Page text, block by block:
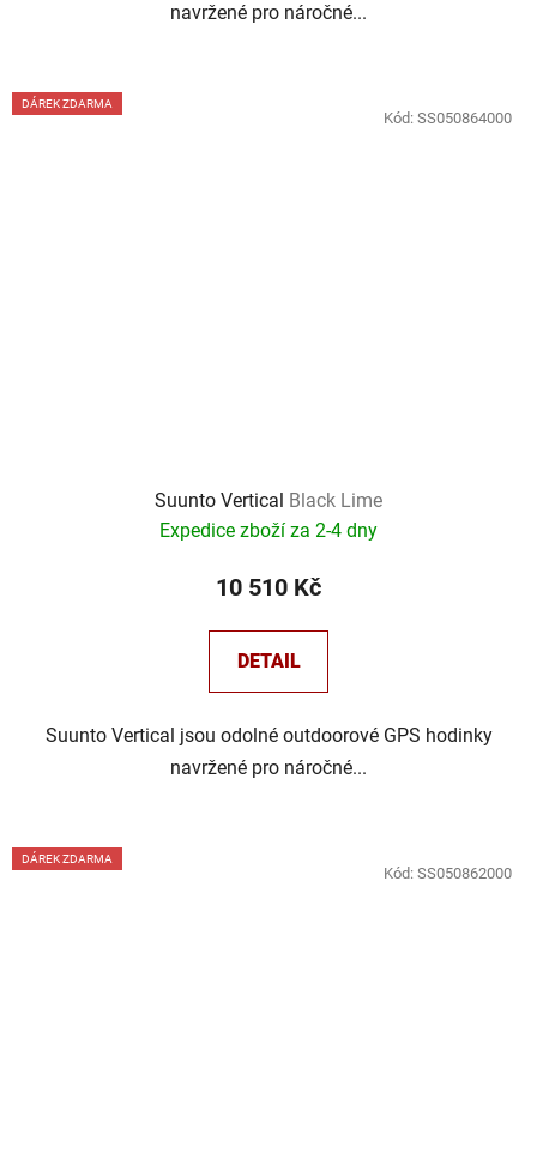
navržené pro náročné...
DÁREK ZDARMA
Suunto Vertical
Black Lime
Expedice zboží za 2-4 dny
10 510 Kč
DETAIL
Suunto Vertical jsou odolné outdoorové GPS hodinky
navržené pro náročné...
Kód: SS050864000
DÁREK ZDARMA
Kód: SS050862000